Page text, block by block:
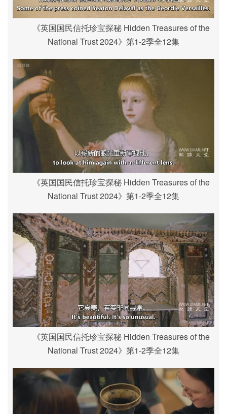
《英国国民信托珍宝探秘 Hidden Treasures of the
National Trust 2024》第1-2季全12集
《英国国民信托珍宝探秘 Hidden Treasures of the
National Trust 2024》第1-2季全12集
《英国国民信托珍宝探秘 Hidden Treasures of the
National Trust 2024》第1-2季全12集